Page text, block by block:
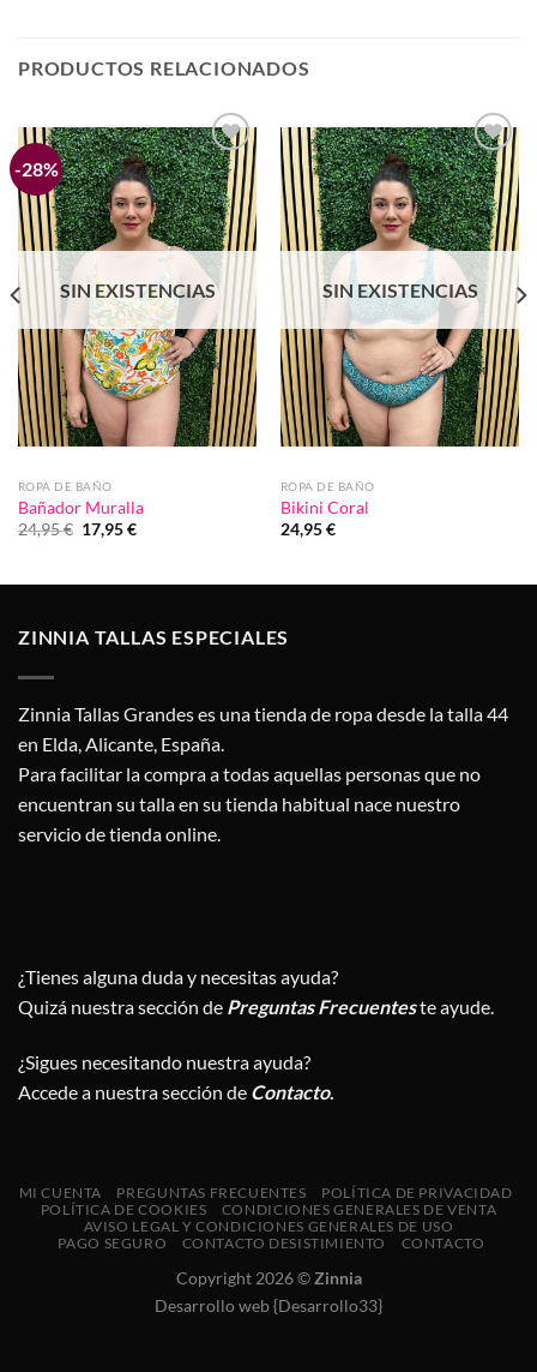
PRODUCTOS RELACIONADOS
-28%
Añadir
a la
lista de
deseos
SIN EXISTENCIAS
ROPA DE BAÑO
Bañador Muralla
24,95€ El
precio
24,95 €.
17,95€El
17,95 €.
Añadir
a la
lista de
deseos
SIN EXISTENCIAS
ROPA DE BAÑO
Bikini Coral
24,95€
ZINNIA TALLAS ESPECIALES
Zinnia Tallas Grandes es una tienda de ropa desde la talla 44
en Elda, Alicante, España.
Para facilitar la compra a todas aquellas personas que no
encuentran su talla en su tienda habitual nace nuestro
servicio de tienda online.
¿Tienes alguna duda y necesitas ayuda?
Quizá nuestra sección de Preguntas Frecuenteste ayude.
¿Sigues necesitando nuestra ayuda?
Accede a nuestra sección de Contacto.
MI CUENTA PREGUNTAS FRECUENTES
POLÍTICA DE PRIVACIDAD
POLÍTICA DE COOKIES
CONDICIONES GENERALES DE VENTA
AVISO LEGAL Y CONDICIONES GENERALES DE USO
PAGO SEGURO
CONTACTO DESISTIMIENTO CONTACTO
Copyright 2026 ©Zinnia
Desarrollo web {Desarrollo33}